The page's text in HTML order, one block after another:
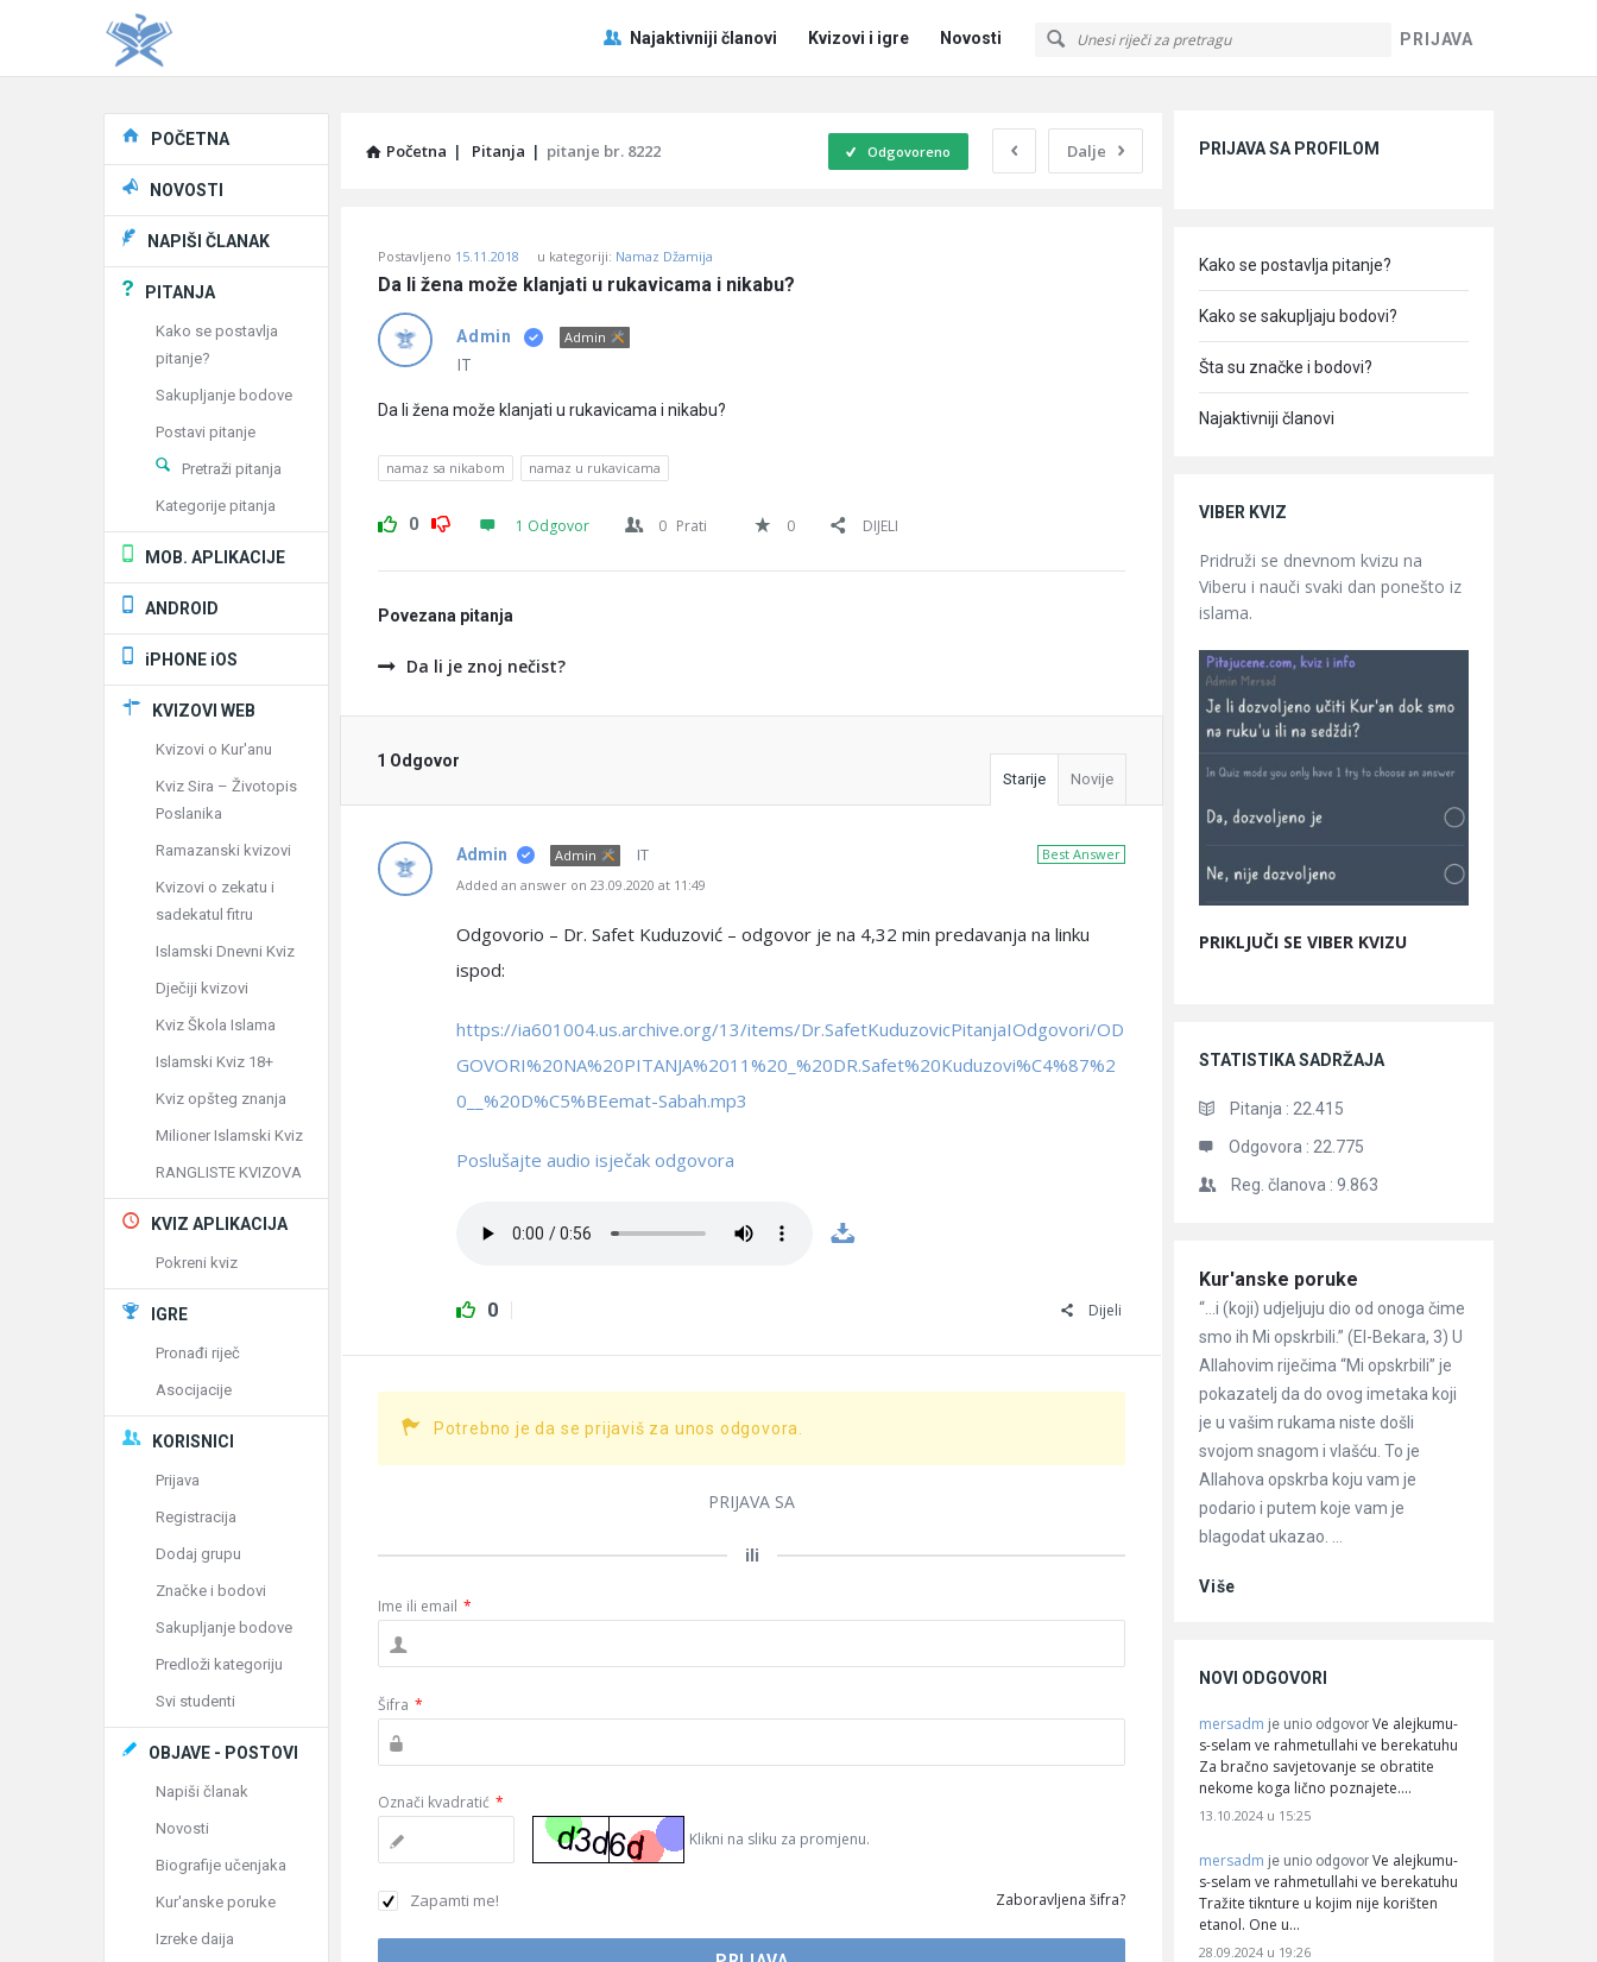
PRIJAVA
Pitaj
Učene
Navigacija
Najaktivniji članovi Kvizovi i igre Novosti
Početna | Pitanja | pitanje br. 8222 Dalje
Odgovoreno
Učene
Latest
Pitanja
Postavljeno 15.11.2018 u kategoriji: Namaz Džamija
Da li žena može klanjati u rukavicama i nikabu?
Admin Admin
IT
Da li žena može klanjati u rukavicama i nikabu?
namaz sa nikabom namaz u rukavicama
0 1 Odgovor 0 Prati 0 DIJELI
Povezana pitanja
Da li je znoj nečist?
1 Odgovor
Starije Novije
Best Answer
Admin Admin IT
Added an answer on 23.09.2020 at 11:49
Odgovorio – Dr. Safet Kuduzović – odgovor je na 4,32 min predavanja na linku
ispod:
https://ia601004.us.archive.org/13/items/Dr.SafetKuduzovicPitanjaIOdgovori/OD
GOVORI%20NA%20PITANJA%2011%20_%20DR.Safet%20Kuduzovi%C4%87%2
0__%20D%C5%BEemat-Sabah.mp3
Poslušajte audio isječak odgovora
0 Dijeli
Potrebno je da se prijaviš za unos odgovora.
PRIJAVA SA
ili
Ime ili email *
Šifra *
Označi kvadratić *
Klikni na sliku za promjenu.
Zapamti me! Zaboravljena šifra?
PRIJAVA SA PROFILOM
Kako se postavlja pitanje?
Kako se sakupljaju bodovi?
Šta su značke i bodovi?
Najaktivniji članovi
VIBER KVIZ
Pridruži se dnevnom kvizu na
Viberu i nauči svaki dan ponešto iz
islama.
PRIKLJUČI SE VIBER KVIZU
STATISTIKA SADRŽAJA
Pitanja : 22.415
Odgovora : 22.775
Reg. članova : 9.863
Članci
Kur'anske poruke
“…i (koji) udjeljuju dio od onoga čime
smo ih Mi opskrbili.” (El-Bekara, 3) U
Allahovim riječima “Mi opskrbili” je
pokazatelj da do ovog imetaka koji
je u vašim rukama niste došli
svojom snagom i vlašću. To je
Allahova opskrba koju vam je
podario i putem koje vam je
blagodat ukazao. ...
Više
NOVI ODGOVORI
mersadm je unio odgovor Ve alejkumu-
s-selam ve rahmetullahi ve berekatuhu
Za bračno savjetovanje se obratite
nekome koga lično poznajete.…
13.10.2024 u 15:25
mersadm je unio odgovor Ve alejkumu-
s-selam ve rahmetullahi ve berekatuhu
Tražite tiknture u kojim nije korišten
etanol. One u…
28.09.2024 u 19:26
Explore
POČETNA
NOVOSTI
NAPIŠI ČLANAK
PITANJA
Kako se postavlja
pitanje?
Sakupljanje bodove
Postavi pitanje
Pretraži pitanja
Kategorije pitanja
MOB. APLIKACIJE
ANDROID
iPHONE iOS
KVIZOVI WEB
Kvizovi o Kur'anu
Kviz Sira – Životopis
Poslanika
Ramazanski kvizovi
Kvizovi o zekatu i
sadekatul fitru
Islamski Dnevni Kviz
Dječiji kvizovi
Kviz Škola Islama
Islamski Kviz 18+
Kviz opšteg znanja
Milioner Islamski Kviz
RANGLISTE KVIZOVA
KVIZ APLIKACIJA
Pokreni kviz
IGRE
Pronađi riječ
Asocijacije
KORISNICI
Prijava
Registracija
Dodaj grupu
Značke i bodovi
Sakupljanje bodove
Predloži kategoriju
Svi studenti
OBJAVE - POSTOVI
Napiši članak
Novosti
Biografije učenjaka
Kur'anske poruke
Izreke daija